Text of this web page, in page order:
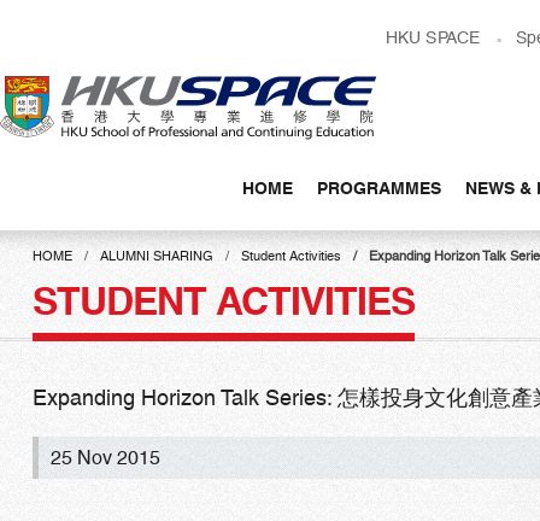
content
HKU SPACE
HOME PROGRAMMES NEWS &
Main
contentHOME ALUMNI SHARING Student Activities Expanding Horizon Talk
STUDENT ACTIVITIES
Expanding Horizon Talk Series: 怎樣投身文化創意
25 Nov 2015